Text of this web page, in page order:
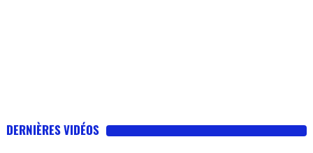
DERNIÈRES VIDÉOS